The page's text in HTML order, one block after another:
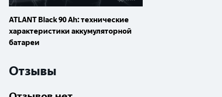
ATLANT Black 90 Ah: технические
характеристики аккумуляторной
батареи
Отзывы